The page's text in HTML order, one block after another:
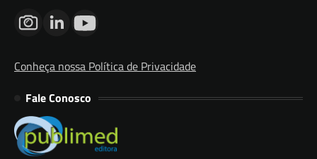
Conheça nossa Política de Privacidade
Fale Conosco